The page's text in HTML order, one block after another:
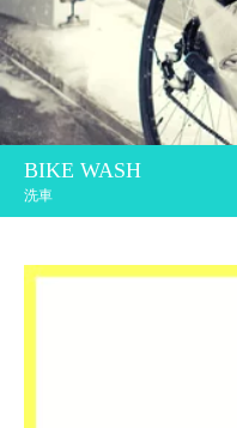
BIKE WASH
洗車